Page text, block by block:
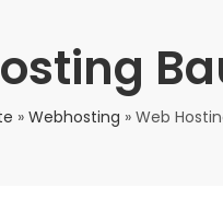
»Webhosting »Web